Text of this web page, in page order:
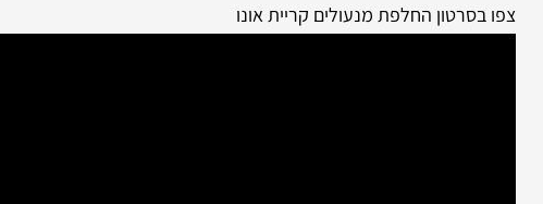
צפו בסרטון החלפת מנעולים קריית אונו